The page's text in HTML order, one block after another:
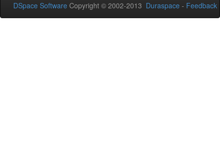
DSpace Software Copyright © 2002-2013 Duraspace - Feedback